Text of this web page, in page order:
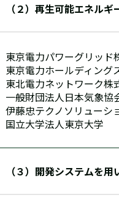
（２）再生可能エネル
東京電力パワーグリッド
東京電力ホールディング
東北電力ネットワーク株
一般財団法人日本気象協
伊藤忠テクノソリューシ
国立大学法人東京大学
（３）開発システムを用